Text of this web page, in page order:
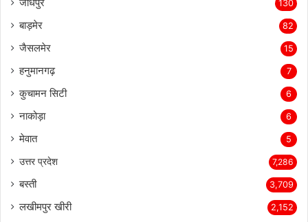
130
बाड़मेर 82
जैसलमेर 15
हनुमानगढ़ 7
कुचामन सिटी 6
नाकोड़ा 6
मेवात 5
उत्तर प्रदेश 7,286
बस्ती 3,709
लखीमपुर खीरी 2,152